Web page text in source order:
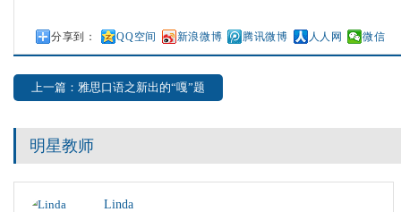
分享到： QQ空间 新浪微博 腾讯微博 人人网 微信
上一篇：雅思口语之新出的“嘎”题
明星教师
Linda